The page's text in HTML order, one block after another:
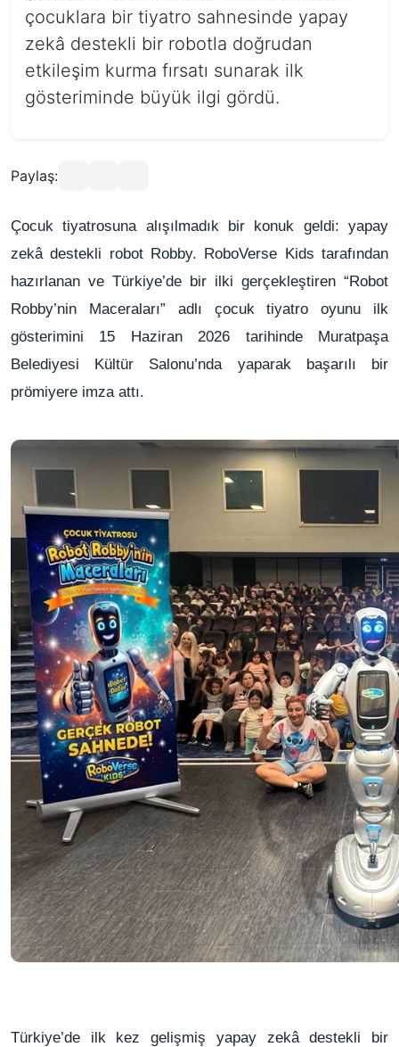
çocuklara bir tiyatro sahnesinde yapay
zekâ destekli bir robotla doğrudan
etkileşim kurma fırsatı sunarak ilk
gösteriminde büyük ilgi gördü.
Paylaş:
Çocuk tiyatrosuna alışılmadık bir konuk geldi: yapay
zekâ destekli robot Robby. RoboVerse Kids tarafından
hazırlanan ve Türkiye’de bir ilki gerçekleştiren “Robot
Robby’nin Maceraları” adlı çocuk tiyatro oyunu ilk
gösterimini 15 Haziran 2026 tarihinde Muratpaşa
Belediyesi Kültür Salonu’nda yaparak başarılı bir
prömiyere imza attı.
Türkiye’de ilk kez gelişmiş yapay zekâ destekli bir